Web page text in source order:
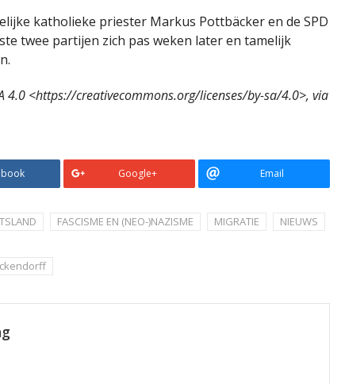
katholieke priester Markus Pottbäcker en de SPD
twee partijen zich pas weken later en tamelijk
4.0 <https://creativecommons.org/licenses/by-sa/4.0>, via
Google+ Email
FASCISME EN (NEO-)NAZISME MIGRATIE
NIEUWS